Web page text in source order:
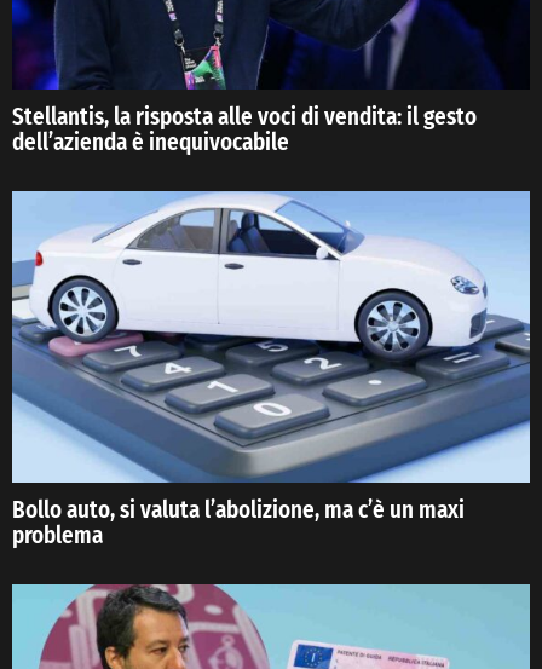
Stellantis, la risposta alle voci di vendita: il gesto
dell’azienda è inequivocabile
Bollo auto, si valuta l’abolizione, ma c’è un maxi
problema